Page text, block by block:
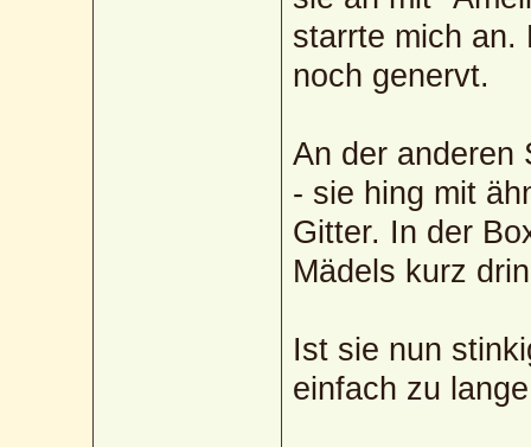
starrte mich an.
noch genervt.
An der anderen
- sie hing mit
Gitter. In der
Mädels kurz
Ist sie nun
einfach zu